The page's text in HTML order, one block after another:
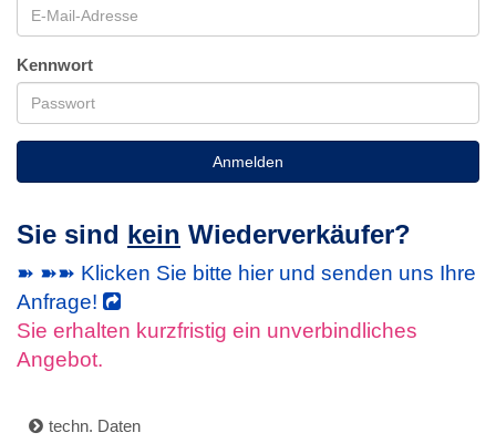
Kennwort
Anmelden
Sie sind kein Wiederverkäufer?
➽ ➽➽ Klicken Sie bitte hier und senden uns Ihre
Anfrage!
Sie erhalten kurzfristig ein unverbindliches
Angebot.
techn. Daten